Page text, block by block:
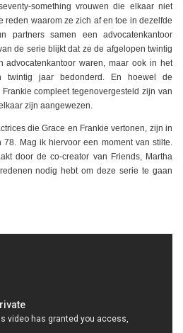
something vrouwen die elkaar niet
reden waarom ze zich af en toe in dezelfde
partners samen een advocatenkantoor
de serie blijkt dat ze de afgelopen twintig
waren, maar ook in het
twintig jaar bedonderd. En hoewel de
compleet tegenovergesteld zijn van
zijn aangewezen.
die Grace en Frankie vertonen, zijn in
78. Mag ik hiervoor een moment van stilte.
door de co-creator van Friends, Martha
nodig hebt om deze serie te gaan